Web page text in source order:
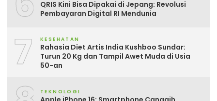
QRIS Kini Bisa Dipakai di Jepang: Revolusi
Pembayaran Digital RI Mendunia
7 KESEHATAN
Rahasia Diet Artis India Kushboo Sundar:
Turun 20 Kg dan Tampil Awet Muda di Usia
50-an
TEKNOLOGI